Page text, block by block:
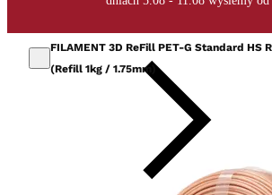
FILAMENT 3D ReFill PET-G Standard HS
(Refill 1kg / 1.75mm)